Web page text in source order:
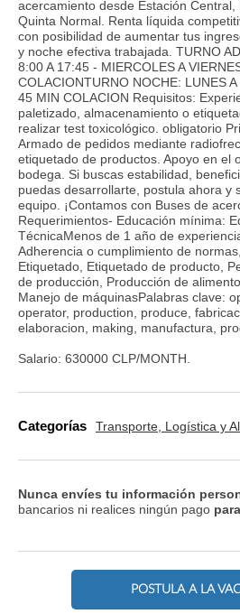
acercamiento desde Estación
Quinta Normal. Renta líquida
con posibilidad de aumentar tus
y noche efectiva trabajada. TURNO
8:00 A 17:45 - MIERCOLES A
COLACIONTURNO NOCHE: LUNES
45 MIN COLACION Requisitos:
paletizado, almacenamiento o
realizar test toxicológico. obligatorio
Armado de pedidos mediante
etiquetado de productos. Apoyo en el
bodega. Si buscas estabilidad,
puedas desarrollarte, postula ahora y
equipo. ¡Contamos con Buses de
Requerimientos- Educación mínima:
TécnicaMenos de 1 año de
Adherencia o cumplimiento de
Etiquetado, Etiquetado de producto,
de producción, Producción de
Manejo de máquinasPalabras clave:
operator, production, produce,
elaboracion, making, manufactura,
Salario: 630000 CLP/MONTH.
Categorías Transporte, Logística y
Nunca envíes tu información
bancarios ni realices ningún pago
POSTULA A LA